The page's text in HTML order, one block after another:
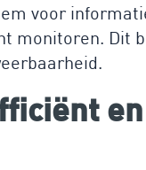
voor
monitoren. Dit